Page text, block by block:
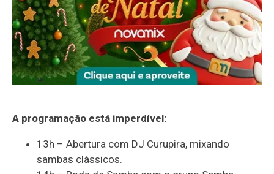
A programação está imperdível:
13h – Abertura com DJ Curupira, mixando
sambas clássicos.